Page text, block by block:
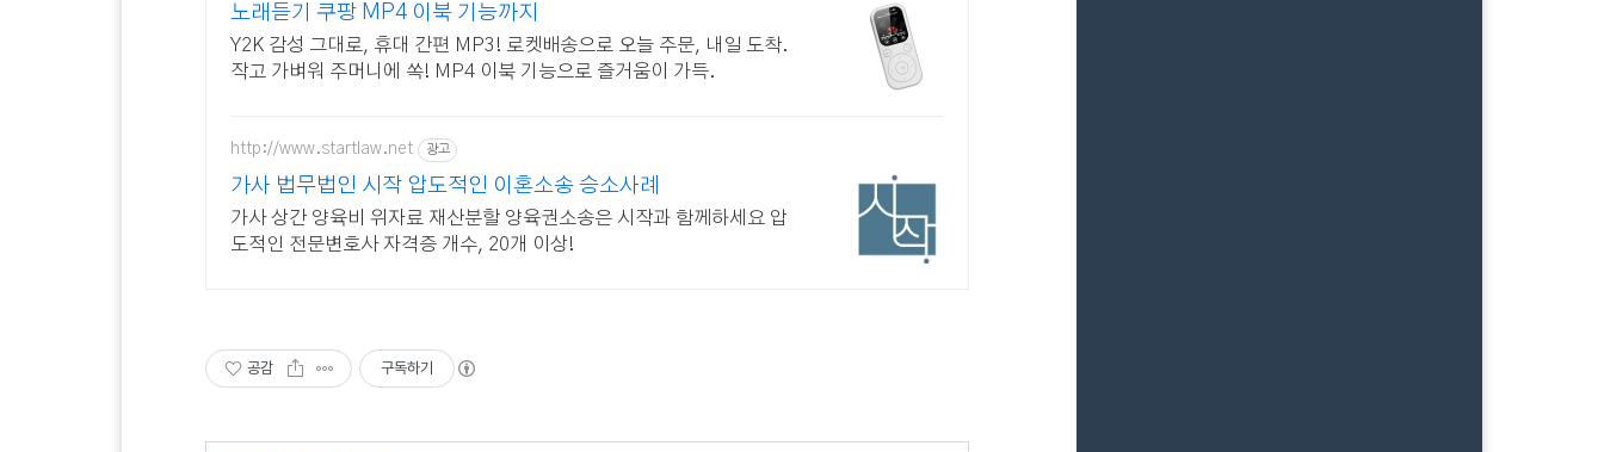
노래듣기 쿠팡 MP4 이북 기능까지
Y2K 감성 그대로, 휴대 간편 MP3! 로켓배송으로 오늘 주문, 내일 도착.
작고 가벼워 주머니에 쏙! MP4 이북 기능으로 즐거움이 가득.
http://www.startlaw.net 광고
가사 법무법인 시작 압도적인 이혼소송 승소사례
가사 상간 양육비 위자료 재산분할 양육권소송은 시작과 함께하세요 압
도적인 전문변호사 자격증 개수, 20개 이상!
공감 구독하기